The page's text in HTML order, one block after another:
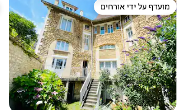
מועדף על ידי אורחים
מועדף על ידי אורחים